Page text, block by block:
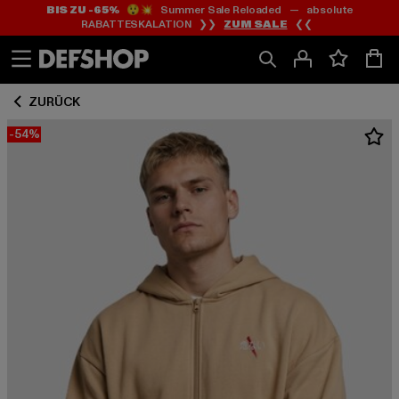
Zum
Inhalt
springen
Zum
Fußzeile
springen
BIS ZU -65%😲💥 Summer Sale Reloaded — absolute
RABATTESKALATION ❯❯ ZUM SALE ❮❮
ZURÜCK
-54%